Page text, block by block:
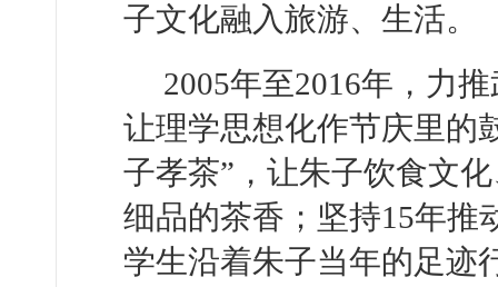
子文化融入旅游、生活。
2005年至2016年，力
让理学思想化作节庆里的
子孝茶”，让朱子饮食文
细品的茶香；坚持15年推
学生沿着朱子当年的足迹